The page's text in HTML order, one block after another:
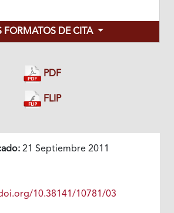
FORMATOS DE CITA
PDF
FLIP
21 Septiembre 2011
10.38141/10781/03